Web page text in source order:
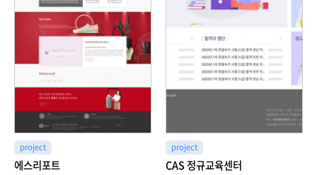
project
에스리포트
project
CAS 정규교육센터